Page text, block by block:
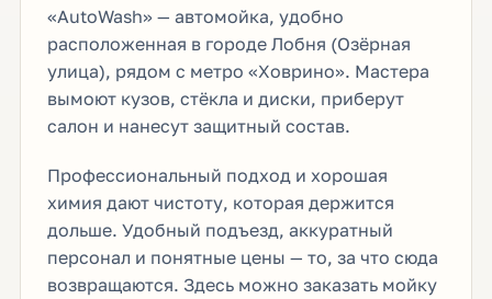
«AutoWash» — автомойка, удобно
расположенная в городе Лобня (Озёрная
улица), рядом с метро «Ховрино». Мастера
вымоют кузов, стёкла и диски, приберут
салон и нанесут защитный состав.
Профессиональный подход и хорошая
химия дают чистоту, которая держится
дольше. Удобный подъезд, аккуратный
персонал и понятные цены — то, за что сюда
возвращаются. Здесь можно заказать мойку